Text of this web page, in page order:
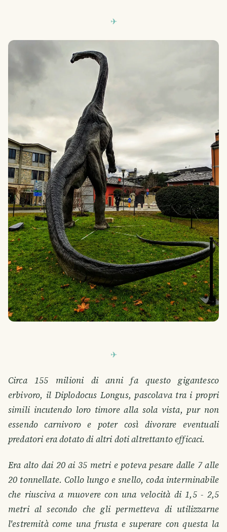
Circa 155 milioni di anni fa questo gigantesco
erbivoro, il Diplodocus Longus, pascolava tra i propri
simili incutendo loro timore alla sola vista, pur non
essendo carnivoro e poter così divorare eventuali
predatori era dotato di altri doti altrettanto efficaci.
Era alto dai 20 ai 35 metri e poteva pesare dalle 7 alle
20 tonnellate. Collo lungo e snello, coda interminabile
che riusciva a muovere con una velocità di 1,5 - 2,5
metri al secondo che gli permetteva di utilizzarne
l'estremità come una frusta e superare con questa la